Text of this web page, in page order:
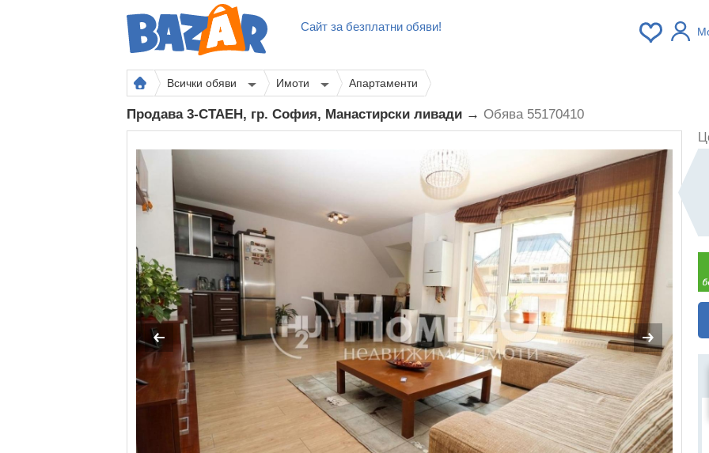
Сайт за безплатни обяви!
Всички обяви Имоти Апартаменти
Продава 3-СТАЕН, гр. София, Манастирски ливади → Обява 55170410